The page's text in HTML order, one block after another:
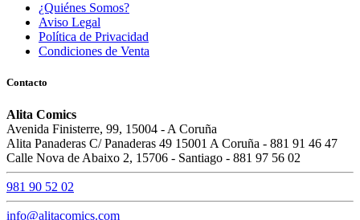
¿Quiénes Somos?
Aviso Legal
Política de Privacidad
Condiciones de Venta
Contacto
Alita Comics
Avenida Finisterre, 99, 15004 - A Coruña
Alita Panaderas C/ Panaderas 49 15001 A Coruña - 881 91 46 47
Calle Nova de Abaixo 2, 15706 - Santiago - 881 97 56 02
981 90 52 02
info@alitacomics.com